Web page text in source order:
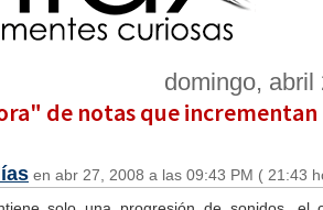
domingo, abril
de notas que incrementan
en abr 27, 2008 a las 09:43 PM ( 21:43